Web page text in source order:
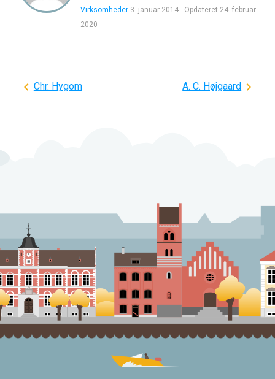
Virksomheder 3. januar 2014- Opdateret 24. februar
2020
Indlægsnavigation
Chr. Hygom A. C. Højgaard